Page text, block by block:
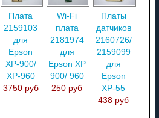
Плата
2159103
для
Epson
XP-900/
XP-960
3750 руб
Wi-Fi
плата
2181974
для
Epson XP
900/ 960
250 руб
Платы
датчиков
2160726/
2159099
для
Epson
XP-55
438 руб